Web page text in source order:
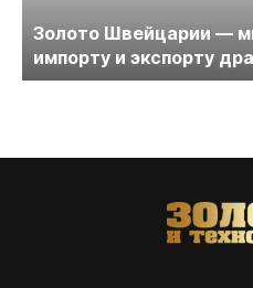
Золото Швейцарии —
импорту и экспорту